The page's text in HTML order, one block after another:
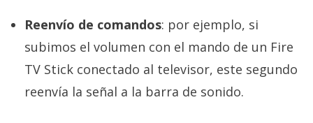
Reenvío de comandos: por ejemplo, si
subimos el volumen con el mando de un Fire
TV Stick conectado al televisor, este segundo
reenvía la señal a la barra de sonido.